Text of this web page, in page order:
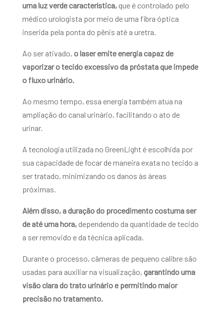
uma luz verde característica, que é controlado pelo
médico urologista por meio de uma fibra óptica
inserida pela ponta do pênis até a uretra.
Ao ser ativado, o laser emite energia capaz de
vaporizar o tecido excessivo da próstata que impede
o fluxo urinário.
Ao mesmo tempo, essa energia também atua na
ampliação do canal urinário, facilitando o ato de
urinar.
A tecnologia utilizada no GreenLight é escolhida por
sua capacidade de focar de maneira exata no tecido a
ser tratado, minimizando os danos às áreas
próximas.
Além disso, a duração do procedimento costuma ser
de até uma hora,dependendo da quantidade de tecido
a ser removido e da técnica aplicada.
Durante o processo, câmeras de pequeno calibre são
usadas para auxiliar na visualização, garantindo uma
visão clara do trato urinário e permitindo maior
precisão no tratamento.